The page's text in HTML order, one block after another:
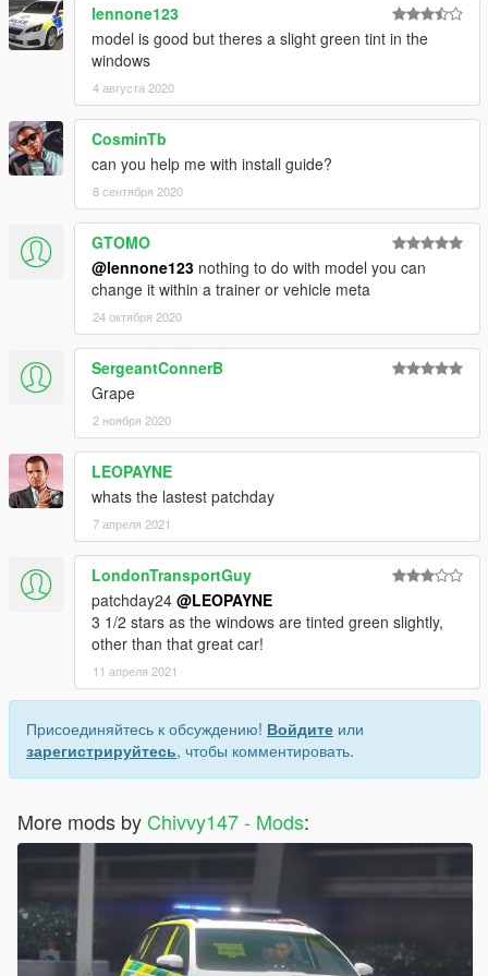
lennone123
model is good but theres a slight green tint in the
windows
4 августа 2020
CosminTb
can you help me with install guide?
8 сентября 2020
GTOMO
@lennone123 nothing to do with model you can
change it within a trainer or vehicle meta
24 октября 2020
SergeantConnerB
Grape
2 ноября 2020
LEOPAYNE
whats the lastest patchday
7 апреля 2021
LondonTransportGuy
patchday24 @LEOPAYNE
3 1/2 stars as the windows are tinted green slightly,
other than that great car!
11 апреля 2021
Присоединяйтесь к обсуждению! Войдите или
зарегистрируйтесь, чтобы комментировать.
More mods by Chivvy147 - Mods: